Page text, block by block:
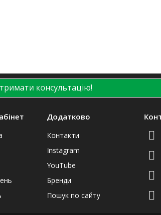
консультацію!
Додатково
Контакти
Instagram
YouTube
Бренди
Пошук по сайту